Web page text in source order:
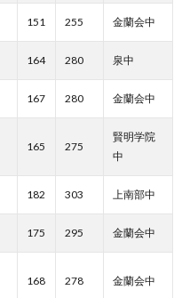
151 255 金蘭会中
164 280 泉中
167 280 金蘭会中
165 275
賢明学院
中
182 303 上南部中
175 295 金蘭会中
168 278 金蘭会中